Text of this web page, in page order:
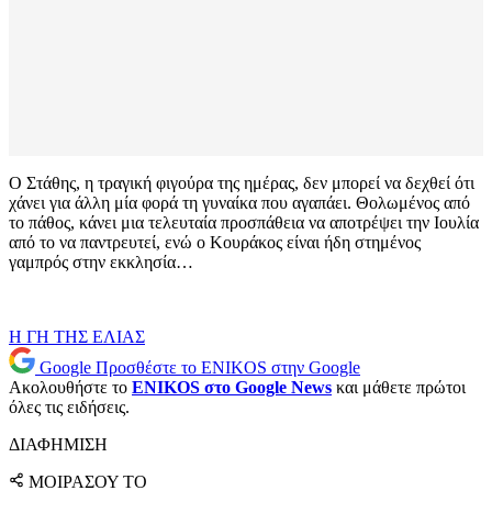
Ο Στάθης, η τραγική φιγούρα της ημέρας, δεν μπορεί να δεχθεί ότι
χάνει για άλλη μία φορά τη γυναίκα που αγαπάει. Θολωμένος από
το πάθος, κάνει μια τελευταία προσπάθεια να αποτρέψει την Ιουλία
από το να παντρευτεί, ενώ ο Κουράκος είναι ήδη στημένος
γαμπρός στην εκκλησία…
Η ΓΗ ΤΗΣ ΕΛΙΑΣ
Google Προσθέστε το ENIKOS στην Google
Ακολουθήστε το ENIKOS στο Google News και μάθετε πρώτοι
όλες τις ειδήσεις.
ΔΙΑΦΗΜΙΣΗ
ΜΟΙΡΑΣΟΥ ΤΟ